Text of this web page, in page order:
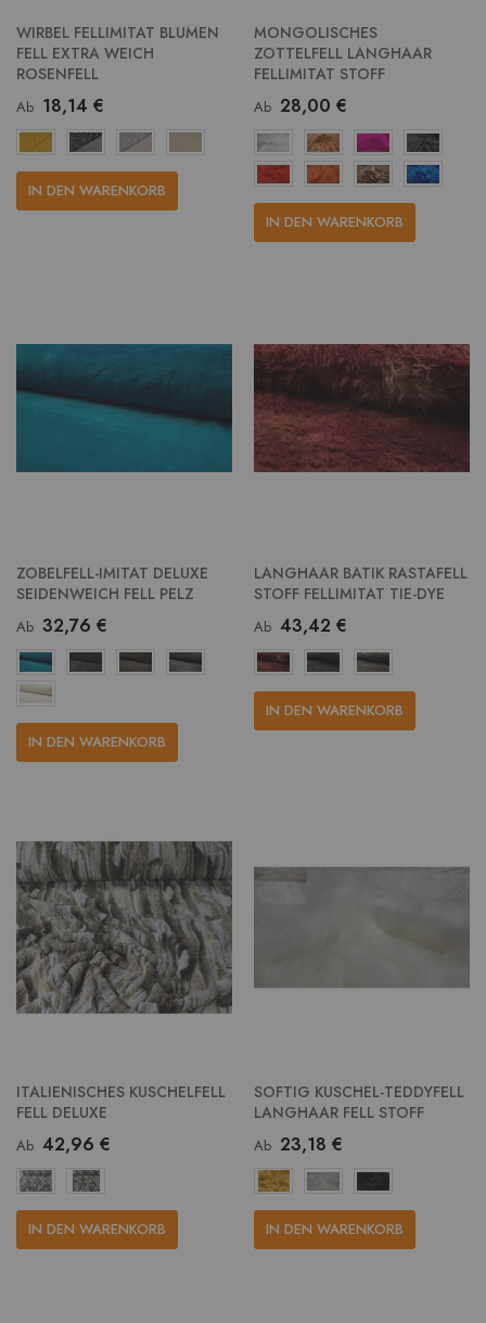
WIRBEL FELLIMITAT BLUMEN
FELL EXTRA WEICH
ROSENFELL
Ab 18,14 €
IN DEN WARENKORB
MONGOLISCHES
ZOTTELFELL LANGHAAR
FELLIMITAT STOFF
Ab 28,00 €
IN DEN WARENKORB
ZOBELFELL-IMITAT DELUXE
SEIDENWEICH FELL PELZ
Ab 32,76 €
IN DEN WARENKORB
LANGHAAR BATIK RASTAFELL
STOFF FELLIMITAT TIE-DYE
Ab 43,42 €
IN DEN WARENKORB
ITALIENISCHES KUSCHELFELL
FELL DELUXE
Ab 42,96 €
IN DEN WARENKORB
SOFTIG KUSCHEL-TEDDYFELL
LANGHAAR FELL STOFF
Ab 23,18 €
IN DEN WARENKORB